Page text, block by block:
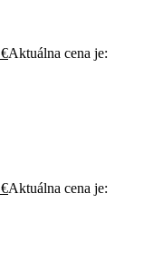
€Aktuálna cena je:
€Aktuálna cena je: